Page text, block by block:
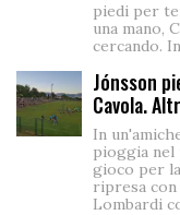
piedi per
una mano,
cercando.
Jónsson
Cavola.
In
pioggia nel
gioco per
ripresa con
Lombardi